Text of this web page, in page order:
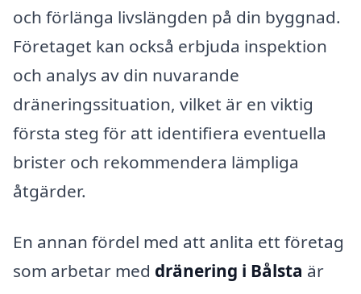
och förlänga livslängden på din byggnad.
Företaget kan också erbjuda inspektion
och analys av din nuvarande
dräneringssituation, vilket är en viktig
första steg för att identifiera eventuella
brister och rekommendera lämpliga
åtgärder.
En annan fördel med att anlita ett företag
som arbetar med dränering i Bålsta är